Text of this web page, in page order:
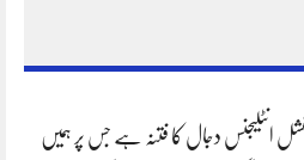
انٹلیجنس دجال کا فتنہ ہے جس پر ہمیں